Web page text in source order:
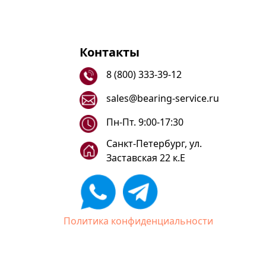
Контакты
8 (800) 333-39-12
sales@bearing-service.ru
Санкт-Петербург, ул.
Заставская 22 к.Е
Пн-Пт. 9:00-17:30
Политика конфиденциальности